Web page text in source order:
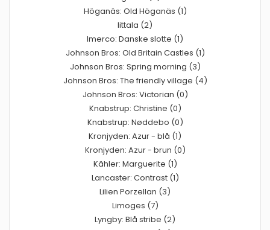
Höganäs: Old Höganäs (1)
Iittala (2)
Imerco: Danske slotte (1)
Johnson Bros: Old Britain Castles (1)
Johnson Bros: Spring morning (3)
Johnson Bros: The friendly village (4)
Johnson Bros: Victorian (0)
Knabstrup: Christine (0)
Knabstrup: Nøddebo (0)
Kronjyden: Azur - blå (1)
Kronjyden: Azur - brun (0)
Kähler: Marguerite (1)
Lancaster: Contrast (1)
Lilien Porzellan (3)
Limoges (7)
Lyngby: Blå stribe (2)